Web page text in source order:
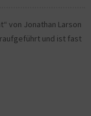
von Jonathan Larson
und ist fast